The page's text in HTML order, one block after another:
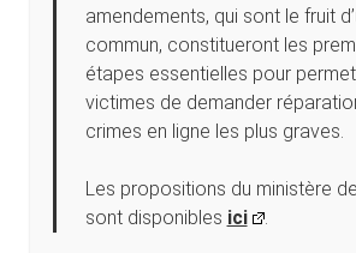
amendements, qui sont le fruit
commun, constitueront les
étapes essentielles pour
victimes de demander
crimes en ligne les plus graves.
Les propositions du ministère
sont disponibles ici .